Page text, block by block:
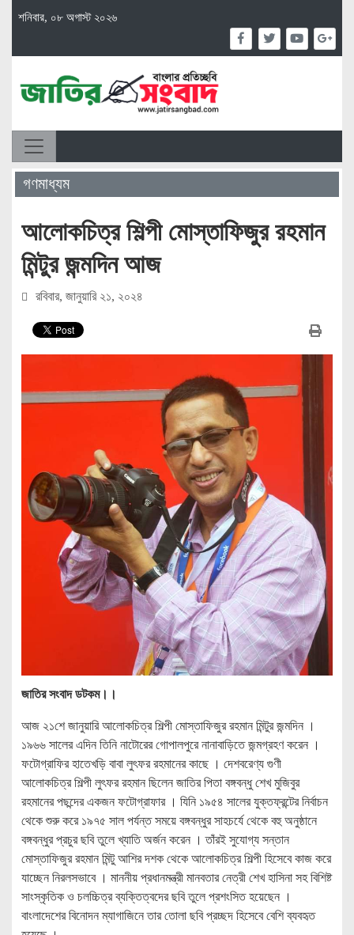
শনিবার, ০৮ অগাস্ট ২০২৬
গণমাধ্যম
আলোকচিত্র শিল্পী মোস্তাফিজুর রহমান
মিন্টুর জন্মদিন আজ
রবিবার, জানুয়ারি ২১, ২০২৪
জাতির সংবাদ ডটকম।।
আজ ২১শে জানুয়ারি আলোকচিত্র শিল্পী মোস্তাফিজুর রহমান মিন্টুর জন্মদিন ।
১৯৬৬ সালের এদিন তিনি নাটোরের গোপালপুরে নানাবাড়িতে জন্মগ্রহণ করেন ।
ফটোগ্রাফির হাতেখড়ি বাবা লুৎফর রহমানের কাছে । দেশবরেণ্য গুণী
আলোকচিত্র শিল্পী লুৎফর রহমান ছিলেন জাতির পিতা বঙ্গবন্ধু শেখ মুজিবুর
রহমানের পছন্দের একজন ফটোগ্রাফার । যিনি ১৯৫৪ সালের যুক্তফ্রন্টের নির্বাচন
থেকে শুরু করে ১৯৭৫ সাল পর্যন্ত সময়ে বঙ্গবন্ধুর সাহচর্যে থেকে বহু অনুষ্ঠানে
বঙ্গবন্ধুর প্রচুর ছবি তুলে খ্যাতি অর্জন করেন । তাঁরই সুযোগ্য সন্তান
মোস্তাফিজুর রহমান মিন্টু আশির দশক থেকে আলোকচিত্র শিল্পী হিসেবে কাজ করে
যাচ্ছেন নিরলসভাবে । মাননীয় প্রধানমন্ত্রী মানবতার নেত্রী শেখ হাসিনা সহ বিশিষ্ট
সাংস্কৃতিক ও চলচ্চিত্র ব্যক্তিত্বদের ছবি তুলে প্রশংসিত হয়েছেন ।
বাংলাদেশের বিনোদন ম্যাগাজিনে তার তোলা ছবি প্রচ্ছদ হিসেবে বেশি ব্যবহৃত